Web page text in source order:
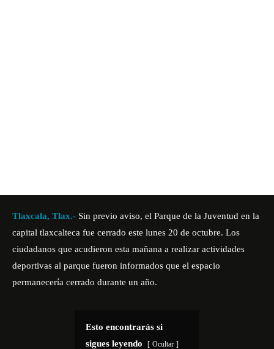
Tlaxcala, Tlax.- Sin previo aviso, el Parque de la Juventud en la
capital tlaxcalteca fue cerrado este lunes 20 de octubre. Los
ciudadanos que acudieron esta mañana a realizar actividades
deportivas al parque fueron informados que el espacio
permanecería cerrado durante un año.
Esto encontrarás si
sigues leyendo
Ocultar